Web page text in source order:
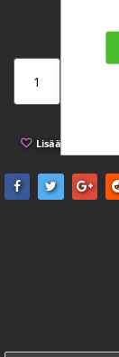
Lisää toivelistaan